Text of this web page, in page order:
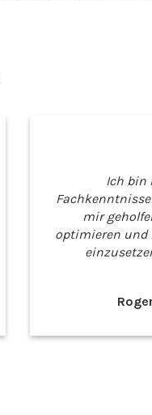
Ich bin
mir
optimieren und